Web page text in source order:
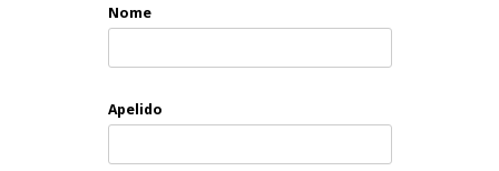
Nome
Apelido